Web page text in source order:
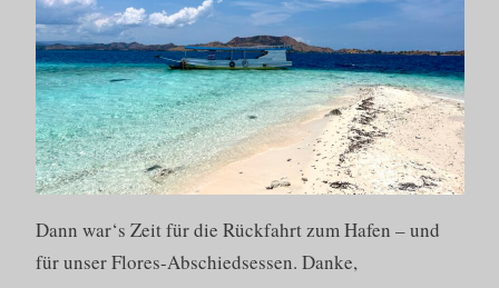
Dann war‘s Zeit für die Rückfahrt zum Hafen – und
für unser Flores-Abschiedsessen. Danke,